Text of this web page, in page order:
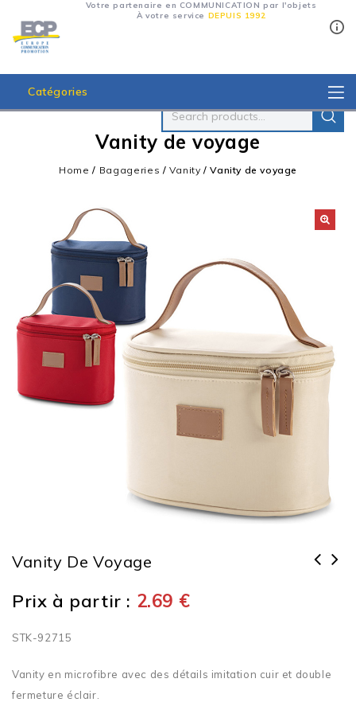
Votre partenaire en COMMUNICATION par l'objets
À votre service DEPUIS 1992
Catégories
Vanity de voyage
Home / Bagageries /Vanity /Vanity de voyage
Vanity De Voyage
Prix à partir : 2.69 €
STK-92715
Vanity en microfibre avec des détails imitation cuir et double
fermeture éclair.